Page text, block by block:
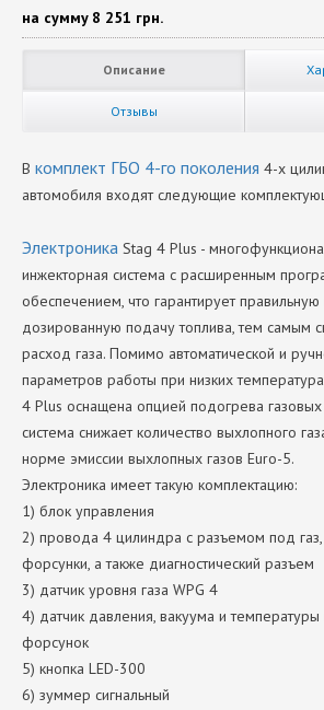
на сумму 8 251 грн.
Описание
Отзывы
В комплект ГБО 4-го поколения 4-х
автомобиля входят следующие
Электроника Stag 4 Plus -
инжекторная система с расширенным
обеспечением, что гарантирует
дозированную подачу топлива, тем самым
расход газа. Помимо автоматической и
параметров работы при низких
4 Plus оснащена опцией подогрева
система снижает количество выхлопного
норме эмиссии выхлопных газов Euro-5.
Электроника имеет такую комплектацию:
1) блок управления
2) провода 4 цилиндра с разъемом под
форсунки, а также диагностический разъем
3) датчик уровня газа WPG 4
4) датчик давления, вакуума и температуры
форсунок
5) кнопка LED-300
6) зуммер сигнальный